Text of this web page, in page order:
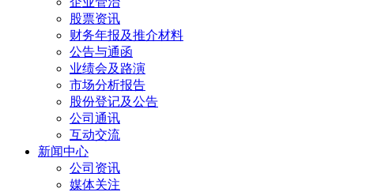
股票资讯
财务年报及推介材料
公告与通函
业绩会及路演
市场分析报告
股份登记及公告
公司通讯
互动交流
新闻中心
公司资讯
媒体关注